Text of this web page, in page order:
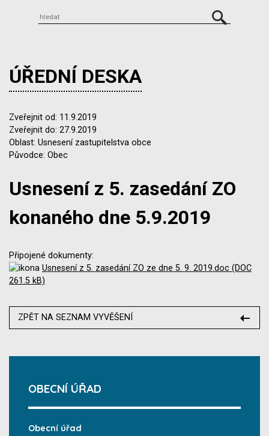
ÚŘEDNÍ DESKA
Zveřejnit od: 11.9.2019
Zveřejnit do: 27.9.2019
Oblast: Usnesení zastupitelstva obce
Původce: Obec
Usnesení z 5. zasedání ZO
konaného dne 5.9.2019
Připojené dokumenty:
Usnesení z 5. zasedání ZO ze dne 5. 9. 2019.doc (DOC
261.5 kB)
ZPĚT NA SEZNAM VYVĚŠENÍ
OBECNÍ ÚŘAD
Obecní úřad